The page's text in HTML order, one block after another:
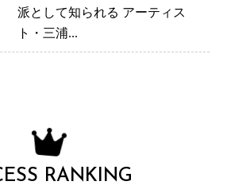
派として知られる アーティス
ト・三浦...
RANKING